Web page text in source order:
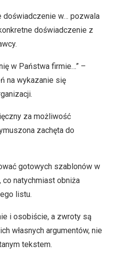
doświadczenie w… pozwala
doświadczenie z
w Państwa firmie…” –
na wykazanie się
za możliwość
zachęta do
gotowych szablonów w
co natychmiast obniża
listu.
i osobiście, a zwroty są
własnych argumentów, nie
tekstem.